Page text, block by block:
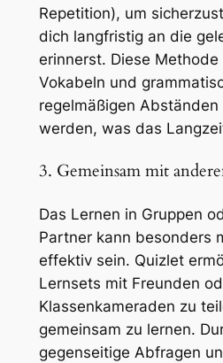
Repetition), um
dich langfristig an die
erinnerst. Diese
Vokabeln und
regelmäßigen
werden, was das
3. Gemeinsam mit
Das Lernen in Gruppen
Partner kann besonders
effektiv sein. Quizlet
Lernsets mit Freunden
Klassenkameraden zu
gemeinsam zu lernen.
gegenseitige Abfragen